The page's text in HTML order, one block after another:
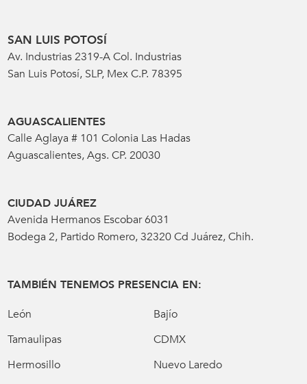
SAN LUIS POTOSÍ
Av. Industrias 2319-A Col. Industrias
San Luis Potosí, SLP, Mex C.P. 78395
AGUASCALIENTES
Calle Aglaya # 101 Colonia Las Hadas
Aguascalientes, Ags. CP. 20030
CIUDAD JUÁREZ
Avenida Hermanos Escobar 6031
Bodega 2, Partido Romero, 32320 Cd Juárez, Chih.
TAMBIÉN TENEMOS PRESENCIA EN:
León
Bajío
Tamaulipas
CDMX
Hermosillo
Nuevo Laredo